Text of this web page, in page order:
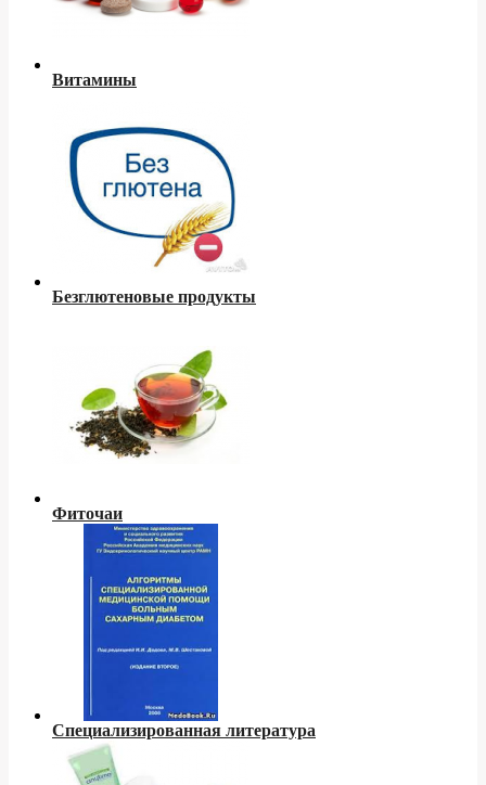
Витамины
Безглютеновые продукты
Фиточаи
Специализированная литература